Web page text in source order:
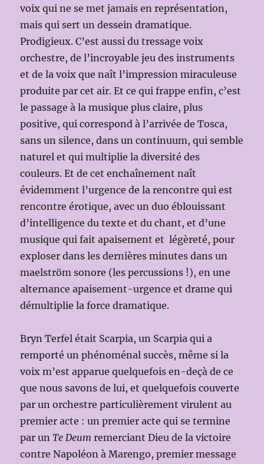
voix qui ne se met jamais en représentation,
mais qui sert un dessein dramatique.
Prodigieux. C’est aussi du tressage voix
orchestre, de l’incroyable jeu des instruments
et de la voix que naît l’impression miraculeuse
produite par cet air. Et ce qui frappe enfin, c’est
le passage à la musique plus claire, plus
positive, qui correspond à l’arrivée de Tosca,
sans un silence, dans un continuum, qui semble
naturel et qui multiplie la diversité des
couleurs. Et de cet enchaînement naît
évidemment l’urgence de la rencontre qui est
rencontre érotique, avec un duo éblouissant
d’intelligence du texte et du chant, et d’une
musique qui fait apaisement et légèreté, pour
exploser dans les dernières minutes dans un
maelström sonore (les percussions !), en une
alternance apaisement-urgence et drame qui
démultiplie la force dramatique.
Bryn Terfel était Scarpia, un Scarpia qui a
remporté un phénoménal succès, même si la
voix m’est apparue quelquefois en-deçà de ce
que nous savons de lui, et quelquefois couverte
par un orchestre particulièrement virulent au
premier acte : un premier acte qui se termine
par unTe Deum remerciant Dieu de la victoire
contre Napoléon à Marengo, premier message